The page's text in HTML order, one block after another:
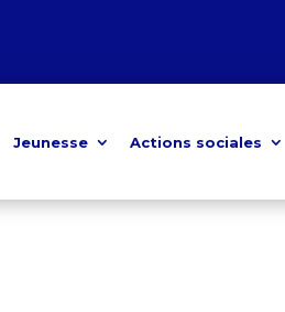
Jeunesse Actions sociales